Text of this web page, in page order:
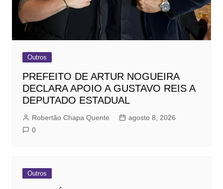
Outros
PREFEITO DE ARTUR NOGUEIRA
DECLARA APOIO A GUSTAVO REIS A
DEPUTADO ESTADUAL
Robertão Chapa Quente
agosto 8, 2026
0
Outros